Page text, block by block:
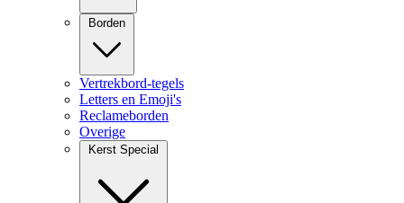
Borden
Vertrekbord-tegels
Letters en Emoji's
Reclameborden
Overige
Kerst Special